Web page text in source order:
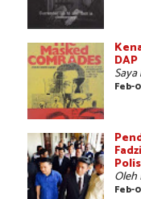
DAP
Feb-
Oleh
Feb-